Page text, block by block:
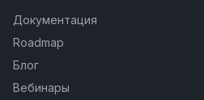
Документация
Roadmap
Блог
Вебинары